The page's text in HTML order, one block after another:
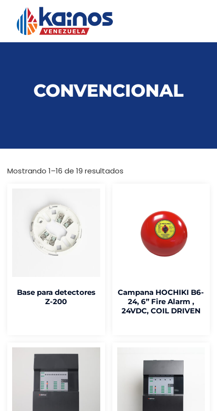
CONVENCIONAL
Mostrando 1–16 de 19 resultados
Base para detectores
Z-200
Campana HOCHIKI B6-
24, 6” Fire Alarm ,
24VDC, COIL DRIVEN